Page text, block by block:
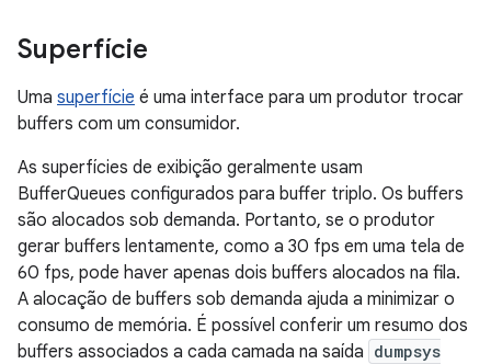
Superfície
Uma superfície é uma interface para um produtor trocar
buffers com um consumidor.
As superfícies de exibição geralmente usam
BufferQueues configurados para buffer triplo. Os buffers
são alocados sob demanda. Portanto, se o produtor
gerar buffers lentamente, como a 30 fps em uma tela de
60 fps, pode haver apenas dois buffers alocados na fila.
A alocação de buffers sob demanda ajuda a minimizar o
consumo de memória. É possível conferir um resumo dos
buffers associados a cada camada na saída dumpsys